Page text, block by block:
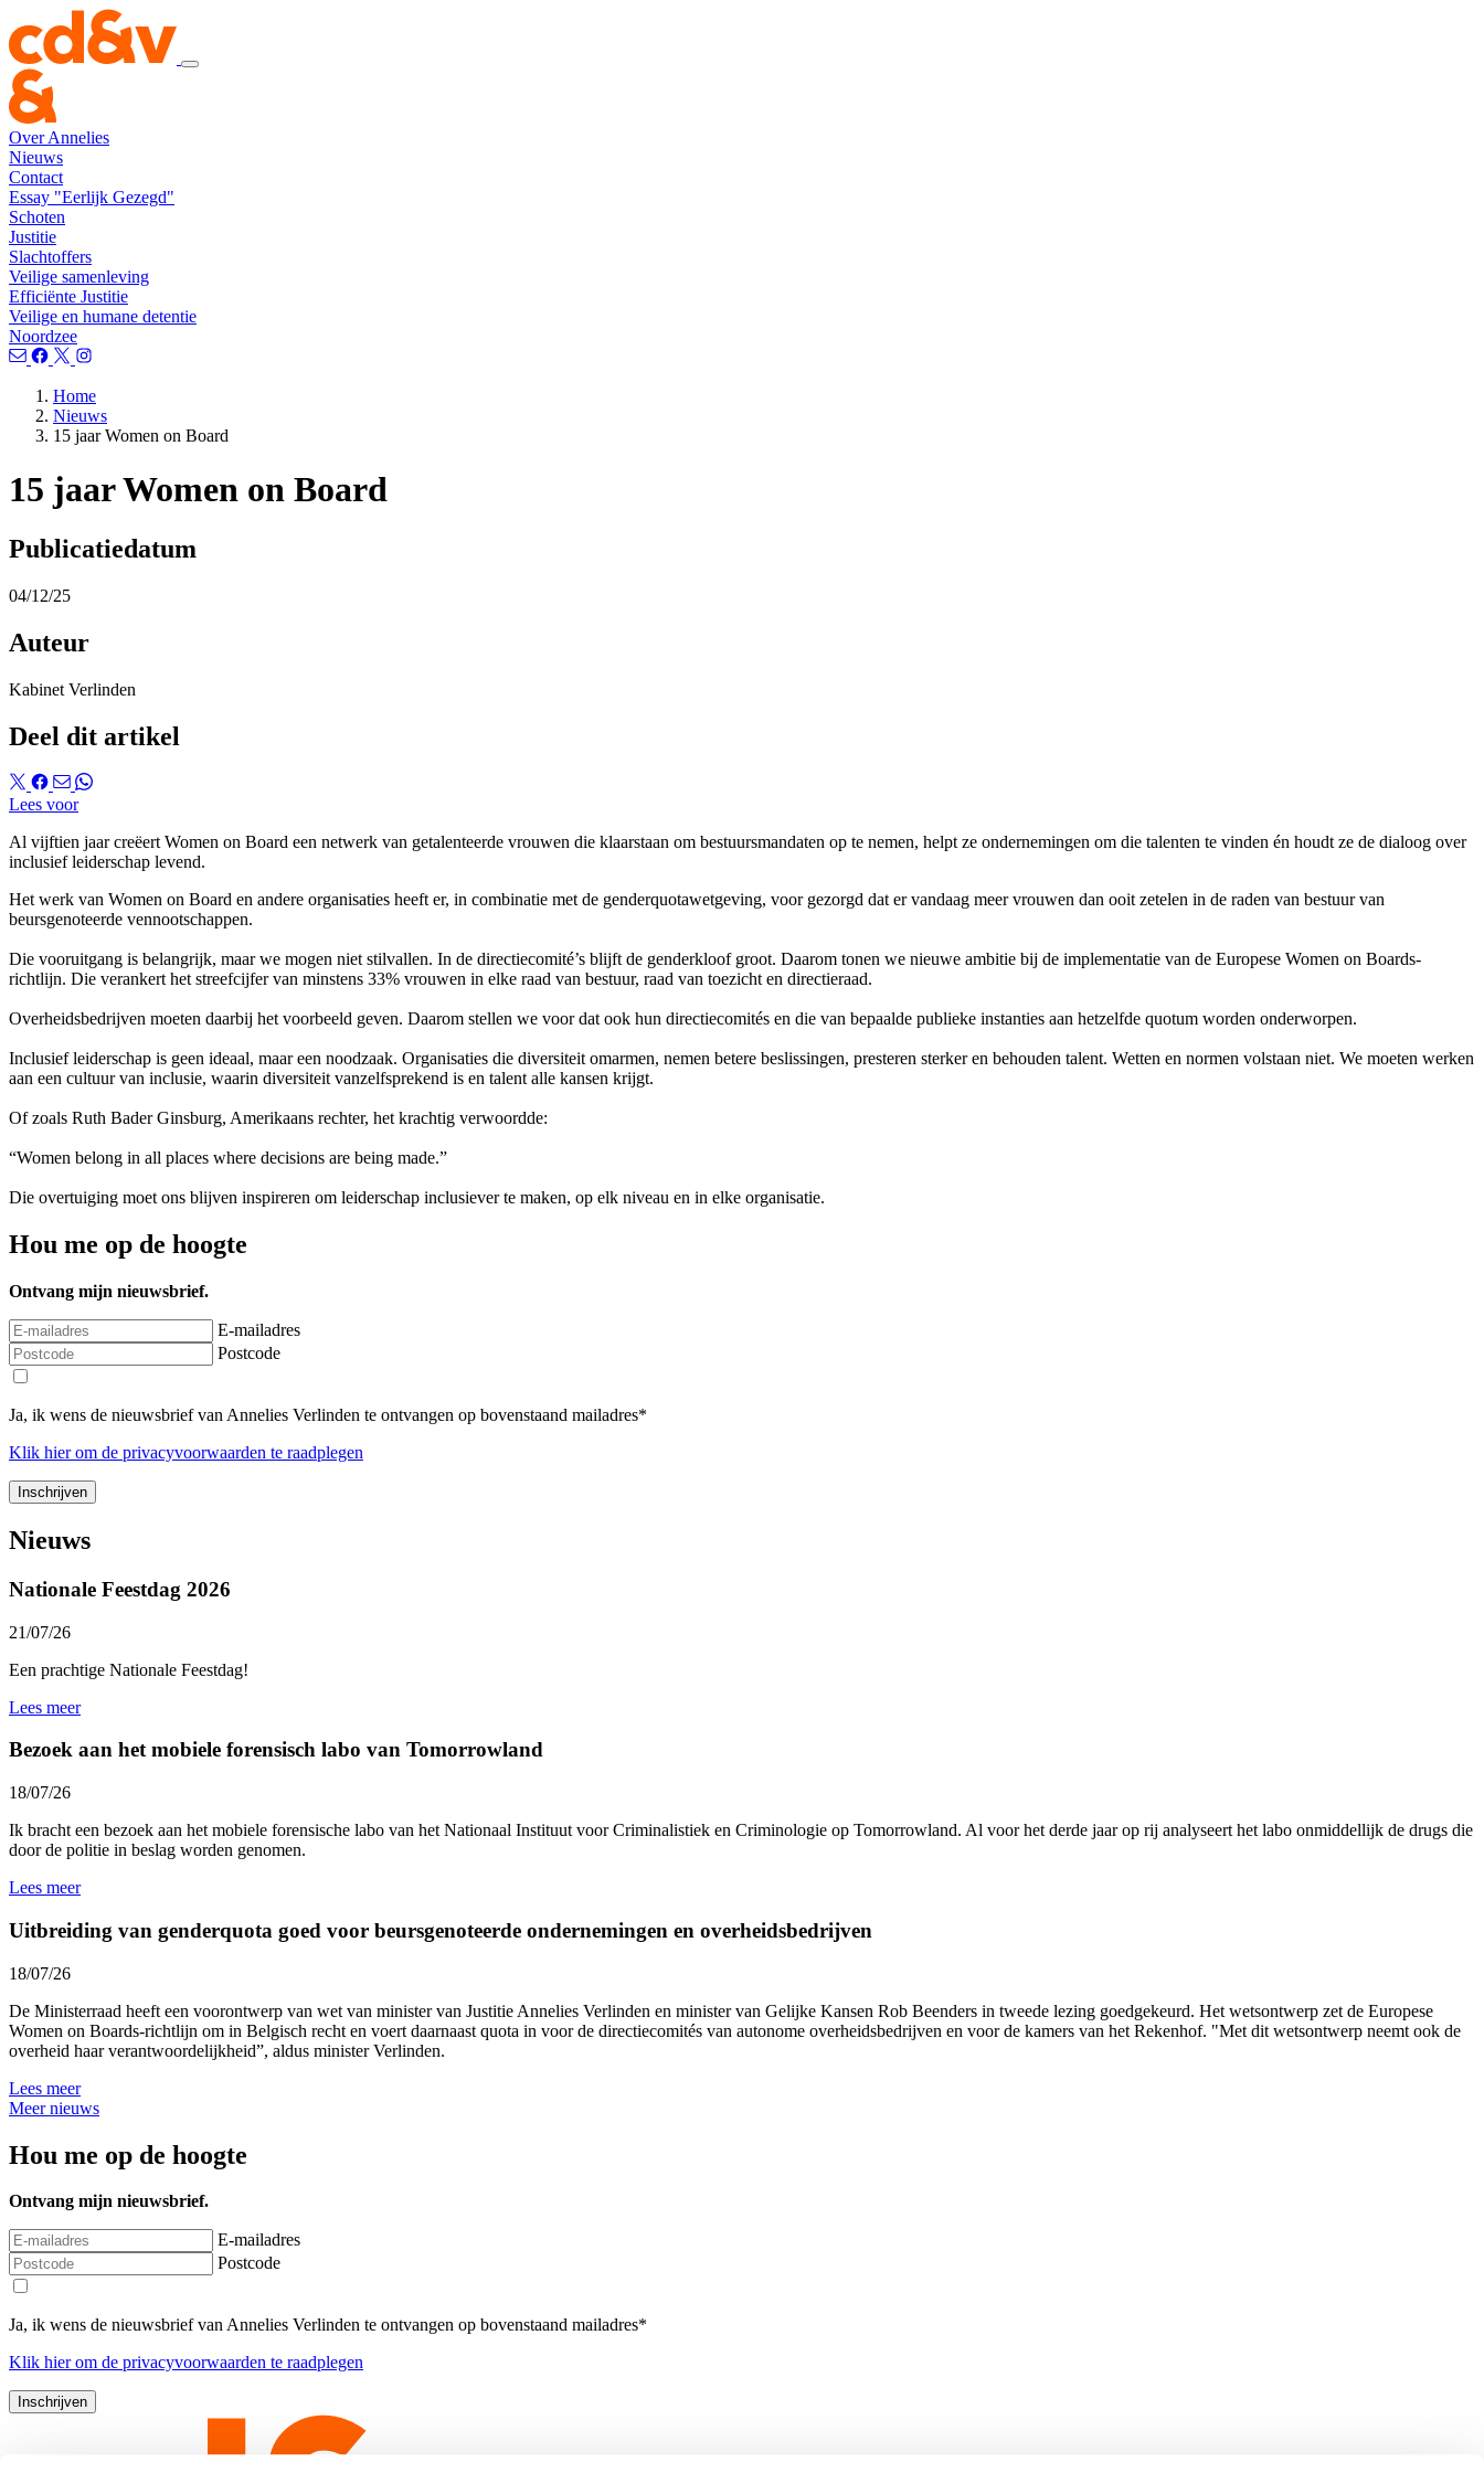
Over Annelies
Nieuws
Contact
Essay "Eerlijk Gezegd"
Schoten
Justitie
Slachtoffers
Veilige samenleving
Efficiënte Justitie
Veilige en humane detentie
Noordzee
Home
Nieuws
15 jaar Women on Board
15 jaar Women on Board
Publicatiedatum
04/12/25
Auteur
Kabinet Verlinden
Deel dit artikel
Lees voor
Al vijftien jaar creëert Women on Board een netwerk van getalenteerde vrouwen die klaarstaan om bestuursmandaten op te nemen, helpt ze ondernemingen om die talenten te vinden én houdt ze de dialoog over
inclusief leiderschap levend.
Het werk van Women on Board en andere organisaties heeft er, in combinatie met de genderquotawetgeving, voor gezorgd dat er vandaag meer vrouwen dan ooit zetelen in de raden van bestuur van
beursgenoteerde vennootschappen.
Die vooruitgang is belangrijk, maar we mogen niet stilvallen. In de directiecomité’s blijft de genderkloof groot. Daarom tonen we nieuwe ambitie bij de implementatie van de Europese Women on Boards-
richtlijn. Die verankert het streefcijfer van minstens 33% vrouwen in elke raad van bestuur, raad van toezicht en directieraad.
Overheidsbedrijven moeten daarbij het voorbeeld geven. Daarom stellen we voor dat ook hun directiecomités en die van bepaalde publieke instanties aan hetzelfde quotum worden onderworpen.
Inclusief leiderschap is geen ideaal, maar een noodzaak. Organisaties die diversiteit omarmen, nemen betere beslissingen, presteren sterker en behouden talent. Wetten en normen volstaan niet. We moeten werken
aan een cultuur van inclusie, waarin diversiteit vanzelfsprekend is en talent alle kansen krijgt.
Of zoals Ruth Bader Ginsburg, Amerikaans rechter, het krachtig verwoordde:
“Women belong in all places where decisions are being made.”
Die overtuiging moet ons blijven inspireren om leiderschap inclusiever te maken, op elk niveau en in elke organisatie.
Hou me op de hoogte
Ontvang mijn nieuwsbrief.
E-mailadres
Postcode
Ja, ik wens de nieuwsbrief van Annelies Verlinden te ontvangen op bovenstaand mailadres*
Klik hierom de privacyvoorwaarden te raadplegen
Nieuws
Nationale Feestdag 2026
21/07/26
Een prachtige Nationale Feestdag!
Lees meer
Bezoek aan het mobiele forensisch labo van Tomorrowland
18/07/26
Ik bracht een bezoek aan het mobiele forensische labo van het Nationaal Instituut voor Criminalistiek en Criminologie op Tomorrowland. Al voor het derde jaar op rij analyseert het labo onmiddellijk de drugs die
door de politie in beslag worden genomen.
Lees meer
Uitbreiding van genderquota goed voor beursgenoteerde ondernemingen en overheidsbedrijven
18/07/26
De Ministerraad heeft een voorontwerp van wet van minister van Justitie Annelies Verlinden en minister van Gelijke Kansen Rob Beenders in tweede lezing goedgekeurd. Het wetsontwerp zet de Europese
Women on Boards-richtlijn om in Belgisch recht en voert daarnaast quota in voor de directiecomités van autonome overheidsbedrijven en voor de kamers van het Rekenhof. "Met dit wetsontwerp neemt ook de
overheid haar verantwoordelijkheid”, aldus minister Verlinden.
Lees meer
Meer nieuws
Hou me op de hoogte
Ontvang mijn nieuwsbrief.
E-mailadres
Postcode
Ja, ik wens de nieuwsbrief van Annelies Verlinden te ontvangen op bovenstaand mailadres*
Klik hierom de privacyvoorwaarden te raadplegen